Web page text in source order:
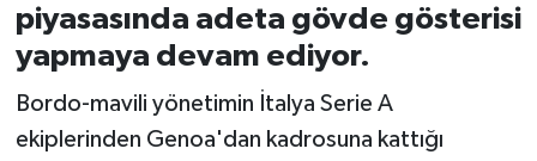
piyasasında adeta gövde gösterisi
yapmaya devam ediyor.
Bordo-mavili yönetimin İtalya Serie A
ekiplerinden Genoa'dan kadrosuna kattığı
İvrindi
Kepsut